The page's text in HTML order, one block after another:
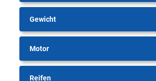
Gewicht
Motor
Reifen